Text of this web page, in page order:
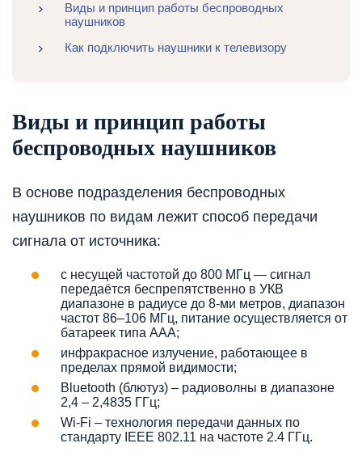
Виды и принцип работы беспроводных
наушников
Как подключить наушники к телевизору
Виды и принцип работы
беспроводных наушников
В основе подразделения беспроводных
наушников по видам лежит способ передачи
сигнала от источника:
с несущей частотой до 800 МГц — сигнал
передаётся беспрепятственно в УКВ
диапазоне в радиусе до 8-ми метров, диапазон
частот 86–106 МГц, питание осуществляется от
батареек типа ААА;
инфракрасное излучение, работающее в
пределах прямой видимости;
Bluetooth (блютуз) – радиоволны в диапазоне
2,4 – 2,4835 ГГц;
Wi-Fi – технология передачи данных по
стандарту IEEE 802.11 на частоте 2.4 ГГц.